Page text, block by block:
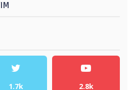
1.7k 2.8k